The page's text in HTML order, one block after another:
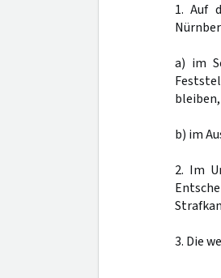
1. Auf
a) im
bleiben,
b) im
2. Im
3. Die